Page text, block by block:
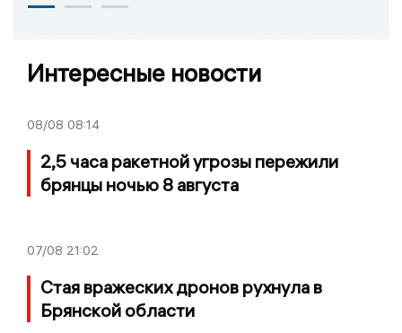
Интересные новости
08/08 08:14
2,5 часа ракетной угрозы пережили
брянцы ночью 8 августа
07/08 21:02
Стая вражеских дронов рухнула в
Брянской области